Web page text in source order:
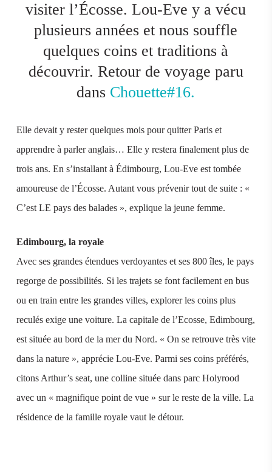
visiter l’Écosse. Lou-Eve y a vécu
plusieurs années et nous souffle
quelques coins et traditions à
découvrir. Retour de voyage paru
dans Chouette#16.
Elle devait y rester quelques mois pour quitter Paris et
apprendre à parler anglais… Elle y restera finalement plus de
trois ans. En s’installant à Édimbourg, Lou-Eve est tombée
amoureuse de l’Écosse. Autant vous prévenir tout de suite : «
C’est LE pays des balades », explique la jeune femme.
Edimbourg, la royale
Avec ses grandes étendues verdoyantes et ses 800 îles, le pays
regorge de possibilités. Si les trajets se font facilement en bus
ou en train entre les grandes villes, explorer les coins plus
reculés exige une voiture. La capitale de l’Ecosse, Edimbourg,
est située au bord de la mer du Nord. « On se retrouve très vite
dans la nature », apprécie Lou-Eve. Parmi ses coins préférés,
citons Arthur’s seat, une colline située dans parc Holyrood
avec un « magnifique point de vue » sur le reste de la ville. La
résidence de la famille royale vaut le détour.